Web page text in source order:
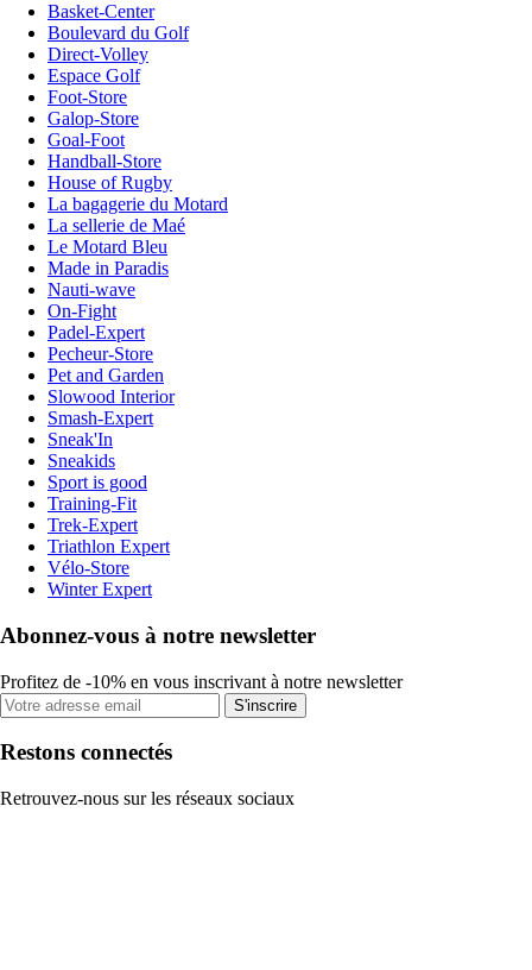
Basket-Center
Boulevard du Golf
Direct-Volley
Espace Golf
Foot-Store
Galop-Store
Goal-Foot
Handball-Store
House of Rugby
La bagagerie du Motard
La sellerie de Maé
Le Motard Bleu
Made in Paradis
Nauti-wave
On-Fight
Padel-Expert
Pecheur-Store
Pet and Garden
Slowood Interior
Smash-Expert
Sneak'In
Sneakids
Sport is good
Training-Fit
Trek-Expert
Triathlon Expert
Vélo-Store
Winter Expert
Abonnez-vous à notre newsletter
Profitez de -10% en vous inscrivant à notre newsletter
S'inscrire
Restons connectés
Retrouvez-nous sur les réseaux sociaux